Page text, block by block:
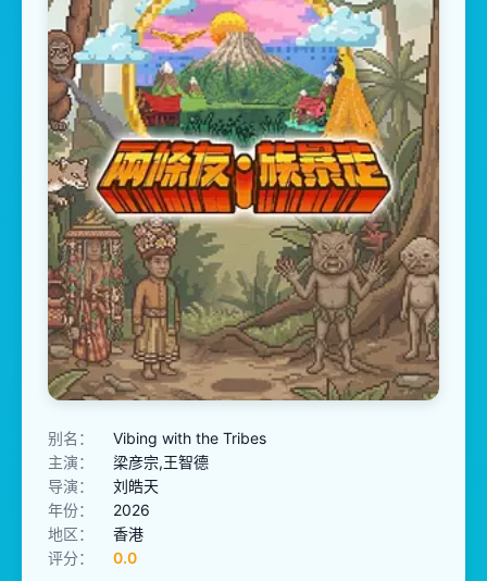
别名：
Vibing with the Tribes
主演：
梁彦宗,王智德
导演：
刘皓天
年份：
2026
地区：
香港
评分：
0.0